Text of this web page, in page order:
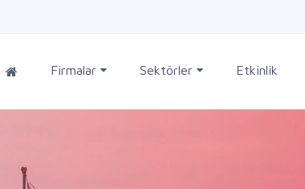
Firmalar Sektörler Etkinlik